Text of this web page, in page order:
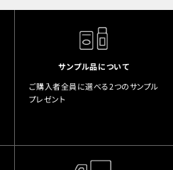
サンプル品について
ご購入者全員に選べる2つのサンプル
プレゼント